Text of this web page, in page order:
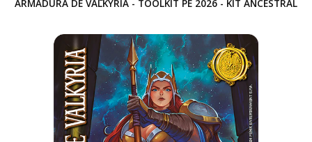
ARMADURA DE VALKYRIA - TOOLKIT PE 2026 - KIT ANCESTRAL